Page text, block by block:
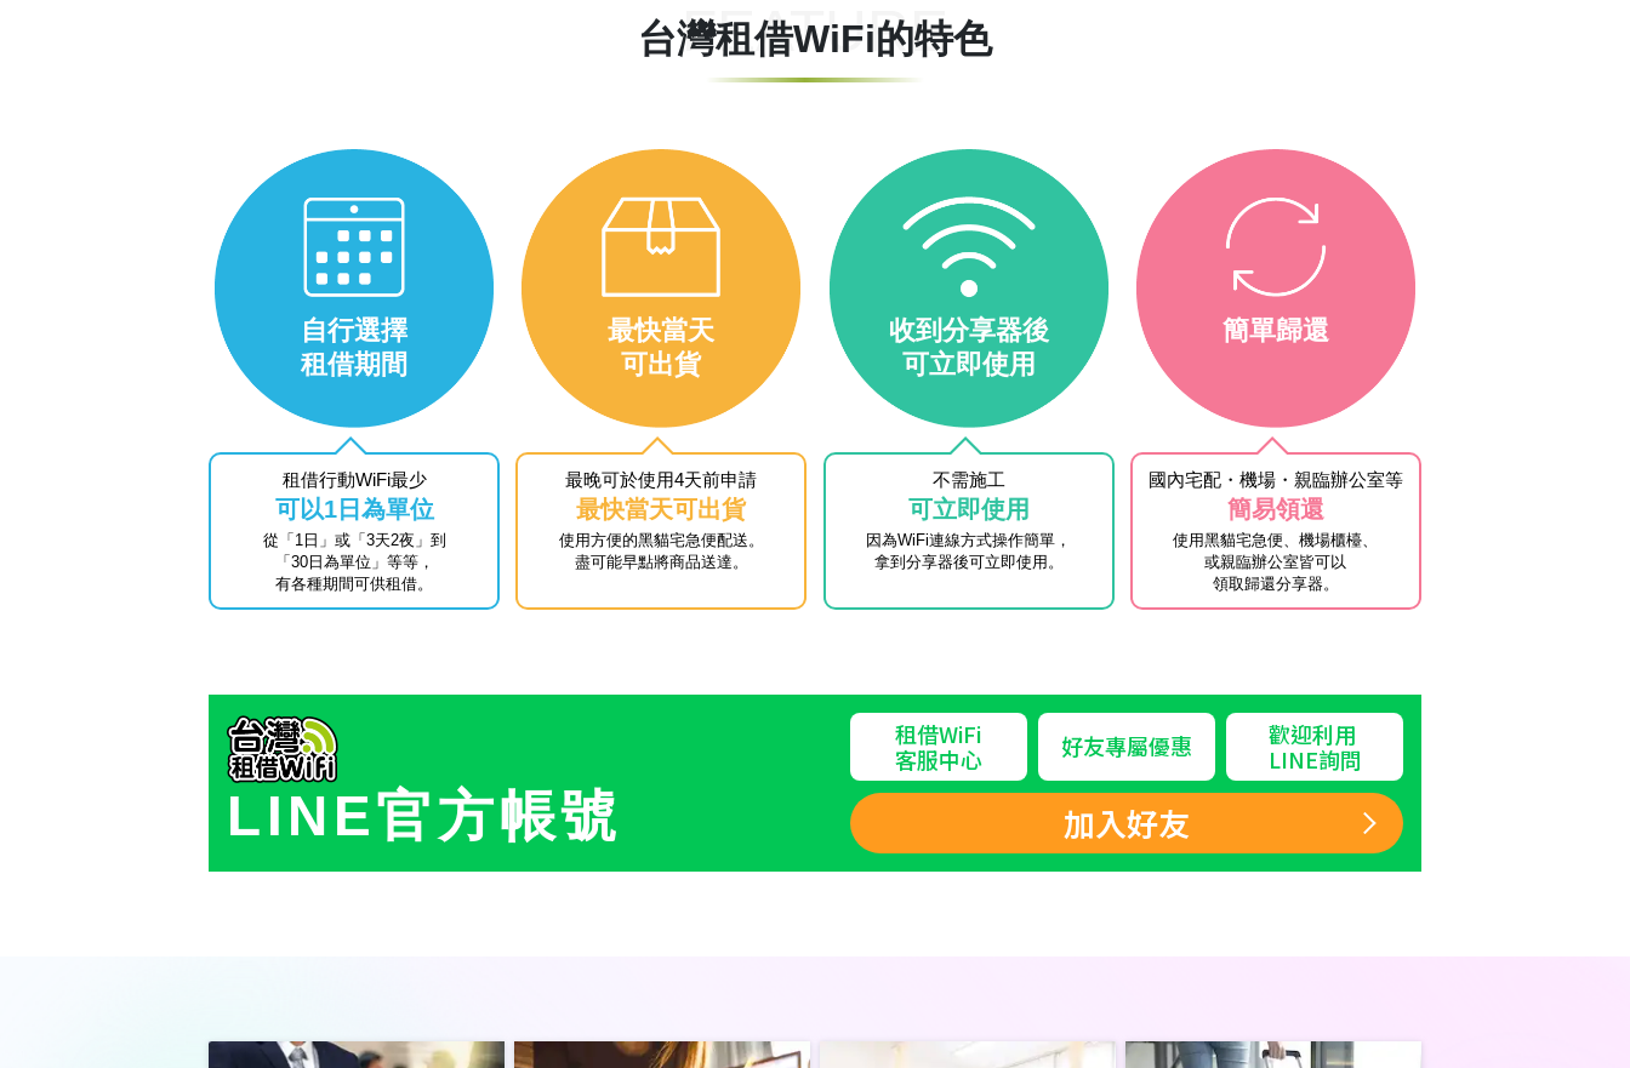
FEATURE
台灣租借WiFi的特色
自行選擇
租借期間
租借行動WiFi最少
可以1日為單位
從「1日」或「3天2夜」到
「30日為單位」等等，
有各種期間可供租借。
最快當天
可出貨
最晚可於使用4天前申請
最快當天可出貨
使用方便的黑貓宅急便配送。
盡可能早點將商品送達。
收到分享器後
可立即使用
不需施工
可立即使用
因為WiFi連線方式操作簡單，
拿到分享器後可立即使用。
簡單歸還
國內宅配・機場・親臨辦公室等
簡易領還
使用黑貓宅急便、機場櫃檯、
或親臨辦公室皆可以
領取歸還分享器。
LINE官方帳號
租借WiFi
客服中心
好友專屬優惠
歡迎利用
LINE詢問
加入好友